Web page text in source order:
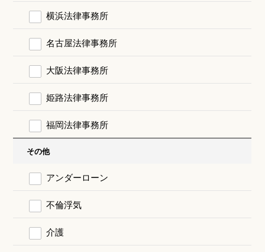
横浜法律事務所
名古屋法律事務所
大阪法律事務所
姫路法律事務所
福岡法律事務所
その他
アンダーローン
不倫浮気
介護